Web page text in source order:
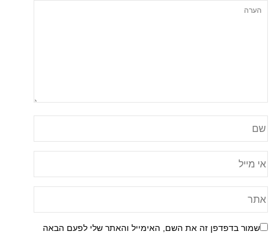
שמור בדפדפן זה את השם, האימייל והאתר שלי לפעם הבאה